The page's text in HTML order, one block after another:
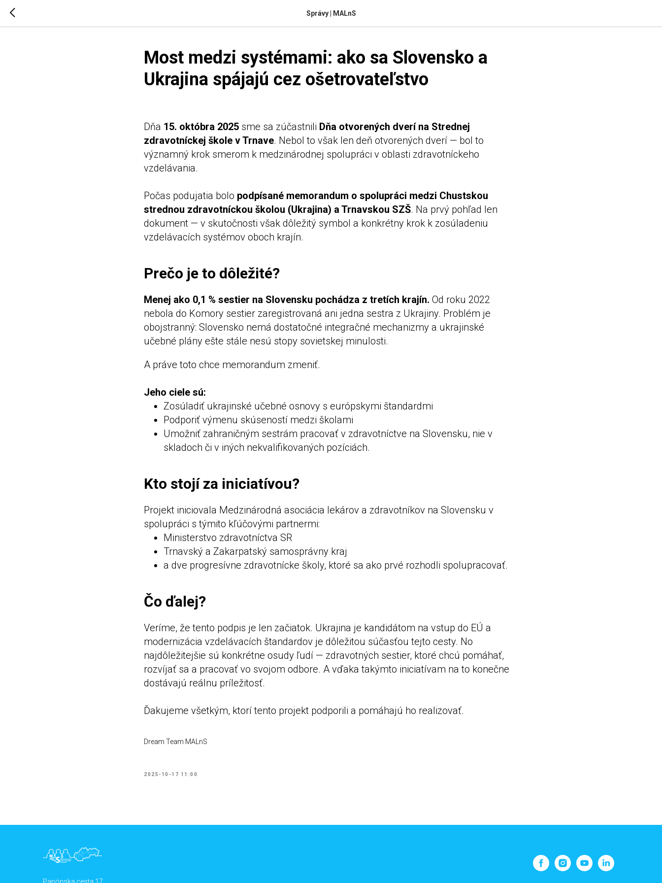
Správy | MALnS
Most medzi systémami: ako sa Slovensko a
Ukrajina spájajú cez ošetrovateľstvo
Dňa 15. októbra 2025 sme sa zúčastnili Dňa otvorených dverí na Strednej
zdravotníckej škole v Trnave. Nebol to však len deň otvorených dverí — bol to
významný krok smerom k medzinárodnej spolupráci v oblasti zdravotníckeho
vzdelávania.
Počas podujatia bolo podpísané memorandum o spolupráci medzi Chustskou
strednou zdravotníckou školou (Ukrajina) a Trnavskou SZŠ. Na prvý pohľad len
dokument — v skutočnosti však dôležitý symbol a konkrétny krok k zosúladeniu
vzdelávacích systémov oboch krajín.
Prečo je to dôležité?
Menej ako 0,1 % sestier na Slovensku pochádza z tretích krajín. Od roku 2022
nebola do Komory sestier zaregistrovaná ani jedna sestra z Ukrajiny. Problém je
obojstranný: Slovensko nemá dostatočné integračné mechanizmy a ukrajinské
učebné plány ešte stále nesú stopy sovietskej minulosti.
A práve toto chce memorandum zmeniť.
Jeho ciele sú:
Zosúladiť ukrajinské učebné osnovy s európskymi štandardmi
Podporiť výmenu skúseností medzi školami
Umožniť zahraničným sestrám pracovať v zdravotníctve na Slovensku, nie v
skladoch či v iných nekvalifikovaných pozíciách.
Kto stojí za iniciatívou?
Projekt iniciovala Medzinárodná asociácia lekárov a zdravotníkov na Slovensku v
spolupráci s týmito kľúčovými partnermi:
Ministerstvo zdravotníctva SR
Trnavský a Zakarpatský samosprávny kraj
a dve progresívne zdravotnícke školy, ktoré sa ako prvé rozhodli spolupracovať.
Čo ďalej?
Veríme, že tento podpis je len začiatok. Ukrajina je kandidátom na vstup do EÚ a
modernizácia vzdelávacích štandardov je dôležitou súčasťou tejto cesty. No
najdôležitejšie sú konkrétne osudy ľudí — zdravotných sestier, ktoré chcú pomáhať,
rozvíjať sa a pracovať vo svojom odbore. A vďaka takýmto iniciatívam na to konečne
dostávajú reálnu príležitosť.
Ďakujeme všetkým, ktorí tento projekt podporili a pomáhajú ho realizovať.
Dream Team MALnS
2025-10-17 11:00